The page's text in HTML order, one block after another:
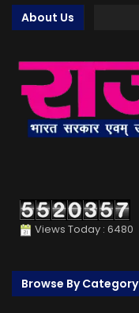
About Us
Views Today : 6480
Browse By Category